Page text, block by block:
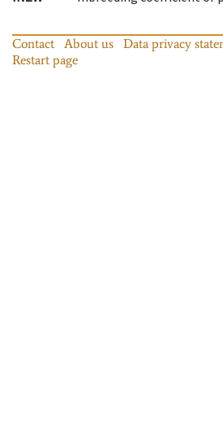
Contact About us Data privacy
Restart page